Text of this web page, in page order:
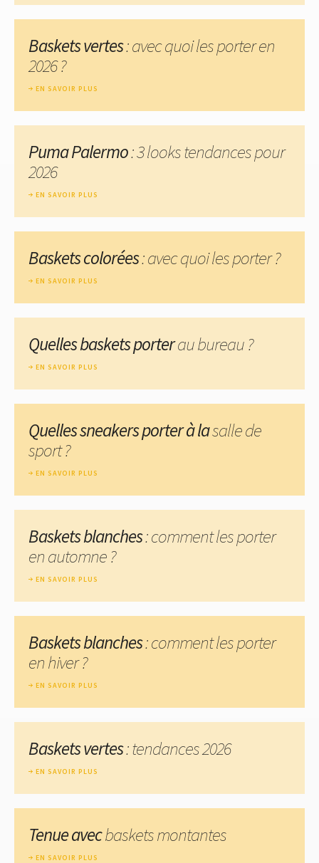
Baskets vertes: avec quoi les porter en
2026 ?
EN SAVOIR PLUS
Puma Palermo: 3 looks tendances pour
2026
EN SAVOIR PLUS
Baskets colorées: avec quoi les porter ?
EN SAVOIR PLUS
Quelles baskets porterau bureau ?
EN SAVOIR PLUS
Quelles sneakers porter à lasalle de
sport ?
EN SAVOIR PLUS
Baskets blanches: comment les porter
en automne ?
EN SAVOIR PLUS
Baskets blanches: comment les porter
en hiver ?
EN SAVOIR PLUS
Baskets vertes: tendances 2026
EN SAVOIR PLUS
Tenue avecbaskets montantes
EN SAVOIR PLUS